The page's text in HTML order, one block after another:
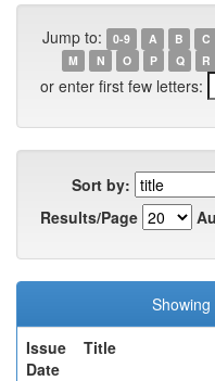
Jump to: 0-9 A B C
M
N O P Q R
or enter first few letters:
Sort by:
Results/Page
Issue
Date
Title